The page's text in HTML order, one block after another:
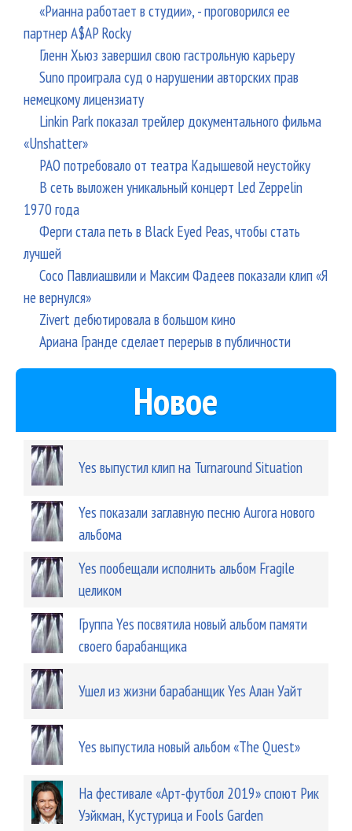
«Рианна работает в студии», - проговорился ее
партнер A$AP Rocky
Гленн Хьюз завершил свою гастрольную карьеру
Suno проиграла суд о нарушении авторских прав
немецкому лицензиату
Linkin Park показал трейлер документального фильма
«Unshatter»
РАО потребовало от театра Кадышевой неустойку
В сеть выложен уникальный концерт Led Zeppelin
1970 года
Ферги стала петь в Black Eyed Peas, чтобы стать
лучшей
Сосо Павлиашвили и Максим Фадеев показали клип «Я
не вернулся»
Zivert дебютировала в большом кино
Ариана Гранде сделает перерыв в публичности
Новое
Yes выпустил клип на Turnaround Situation
Yes показали заглавную песню Aurora нового
альбома
Yes пообещали исполнить альбом Fragile
целиком
Группа Yes посвятила новый альбом памяти
своего барабанщика
Ушел из жизни барабанщик Yes Алан Уайт
Yes выпустила новый альбом «The Quest»
На фестивале «Арт-футбол 2019» споют Рик
Уэйкман, Кустурица и Fools Garden